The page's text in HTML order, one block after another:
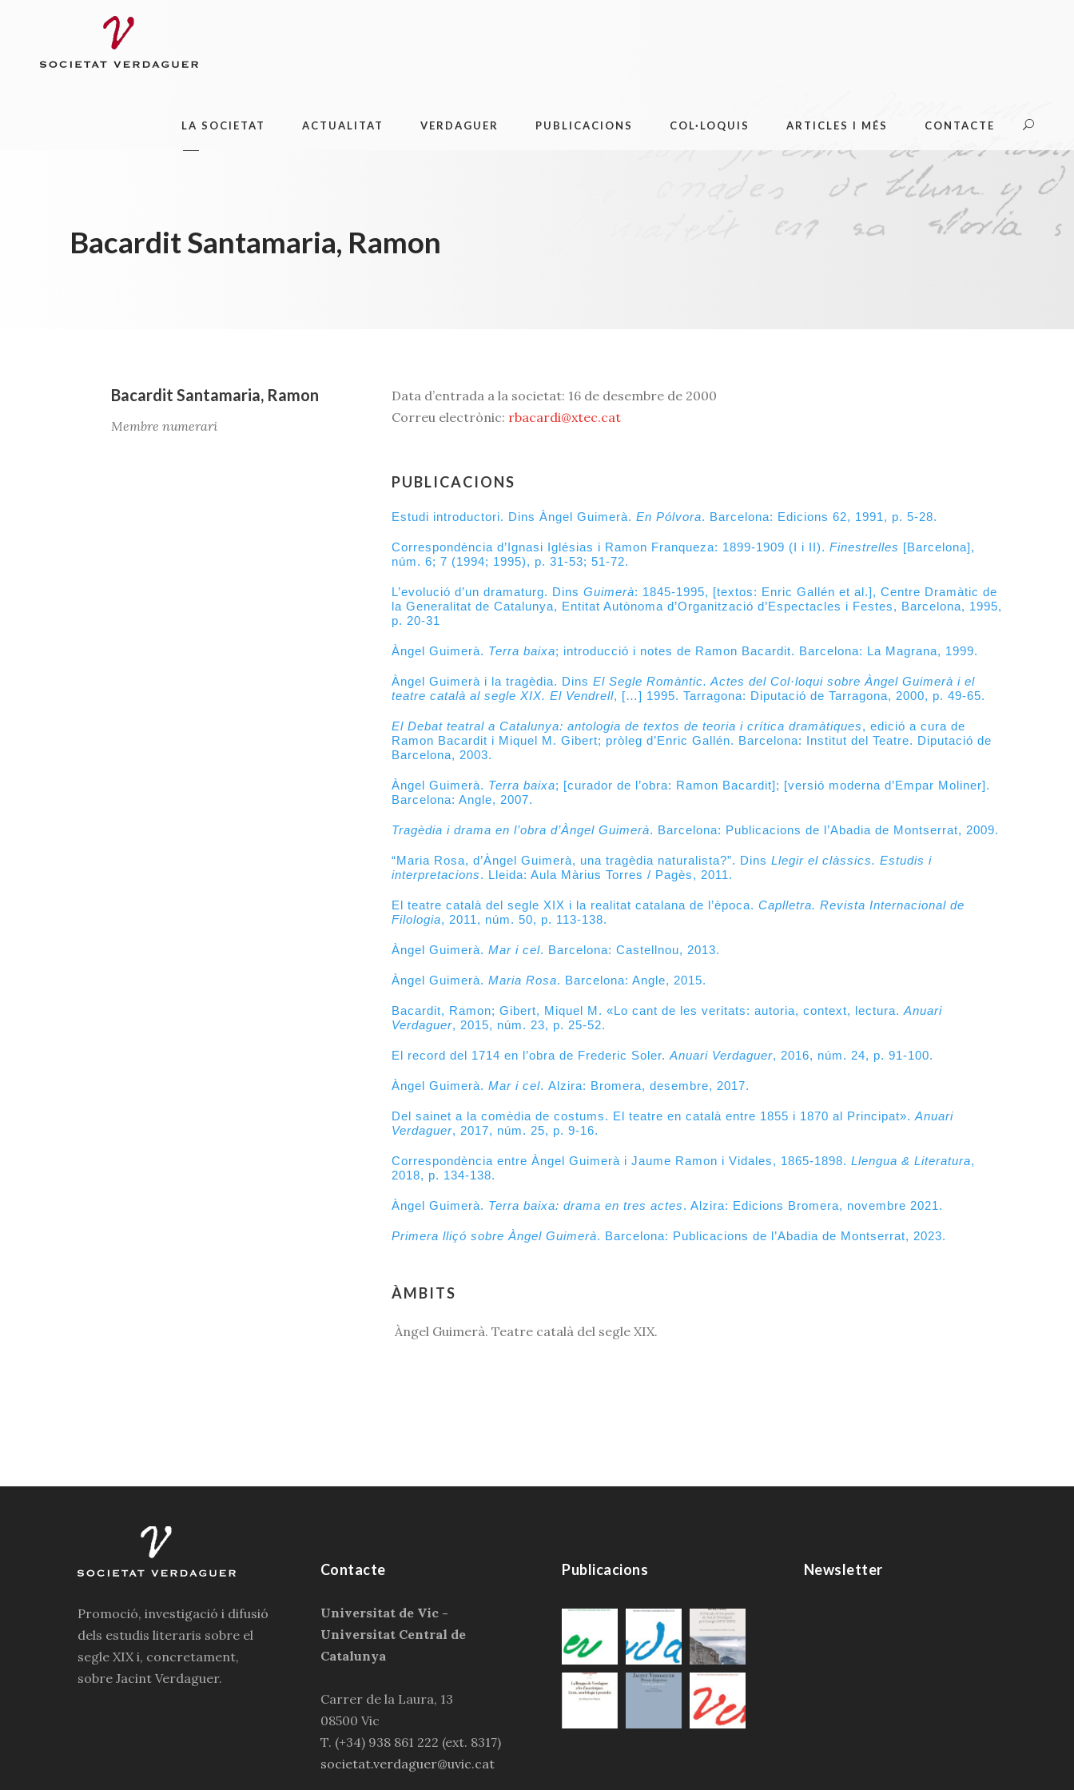
LA SOCIETAT ACTUALITAT VERDAGUER PUBLICACIONS COL·LOQUIS ARTICLES I MÉS CONTACTE
Bacardit Santamaria, Ramon
Bacardit Santamaria, Ramon
Membre numerari
Data d’entrada a la societat: 16 de desembre de 2000
Correu electrònic: rbacardi@xtec.cat
PUBLICACIONS
Estudi introductori. Dins Àngel Guimerà.En Pólvora. Barcelona: Edicions 62, 1991, p. 5-28.
Correspondència d’Ignasi Iglésias i Ramon Franqueza: 1899-1909 (I i II).Finestrelles [Barcelona],
núm. 6; 7 (1994; 1995), p. 31-53; 51-72.
L’evolució d’un dramaturg. DinsGuimerà: 1845-1995, [textos: Enric Gallén et al.], Centre Dramàtic de
la Generalitat de Catalunya, Entitat Autònoma d’Organització d’Espectacles i Festes, Barcelona, 1995,
p. 20-31
Àngel Guimerà. Terra baixa; introducció i notes de Ramon Bacardit. Barcelona: La Magrana, 1999.
Àngel Guimerà i la tragèdia. DinsEl Segle Romàntic. Actes del Col·loqui sobre Àngel Guimerà i el
teatre català al segle XIX. El Vendrell, […] 1995. Tarragona: Diputació de Tarragona, 2000, p. 49-65.
El Debat teatral a Catalunya: antologia de textos de teoria i crítica dramàtiques, edició a cura de
Ramon Bacardit i Miquel M. Gibert; pròleg d’Enric Gallén. Barcelona: Institut del Teatre. Diputació de
Barcelona, 2003.
Àngel Guimerà. Terra baixa; [curador de l’obra: Ramon Bacardit]; [versió moderna d’Empar Moliner].
Barcelona: Angle, 2007.
Tragèdia i drama en l’obra d’Àngel Guimerà. Barcelona: Publicacions de l’Abadia de Montserrat, 2009.
“Maria Rosa, d’Àngel Guimerà, una tragèdia naturalista?”. DinsLlegir el clàssics. Estudis i
interpretacions. Lleida: Aula Màrius Torres / Pagès, 2011.
El teatre català del segle XIX i la realitat catalana de l’època.Caplletra. Revista Internacional de
Filologia, 2011, núm. 50, p. 113-138.
Àngel Guimerà.Mar i cel. Barcelona: Castellnou, 2013.
Àngel Guimerà.Maria Rosa. Barcelona: Angle, 2015.
Bacardit, Ramon; Gibert, Miquel M. «Lo cant de les veritats: autoria, context, lectura.Anuari
Verdaguer, 2015, núm. 23, p. 25-52.
El record del 1714 en l’obra de Frederic Soler.Anuari Verdaguer, 2016, núm. 24, p. 91-100.
Àngel Guimerà.Mar i cel. Alzira: Bromera, desembre, 2017.
Del sainet a la comèdia de costums. El teatre en català entre 1855 i 1870 al Principat».Anuari
Verdaguer, 2017, núm. 25, p. 9-16.
Correspondència entre Àngel Guimerà i Jaume Ramon i Vidales, 1865-1898.Llengua & Literatura,
2018, p. 134-138.
Àngel Guimerà. Terra baixa: drama en tres actes. Alzira: Edicions Bromera, novembre 2021.
Primera lliçó sobre Àngel Guimerà. Barcelona: Publicacions de l’Abadia de Montserrat, 2023.
ÀMBITS
Àngel Guimerà. Teatre català del segle XIX.
Promoció, investigació i difusió
dels estudis literaris sobre el
segle XIX i, concretament,
sobre Jacint Verdaguer.
Contacte
Universitat de Vic -
Universitat Central de
Catalunya
Carrer de la Laura, 13
08500 Vic
T. (+34) 938 861 222 (ext. 8317)
societat.verdaguer@uvic.cat
Publicacions Newsletter